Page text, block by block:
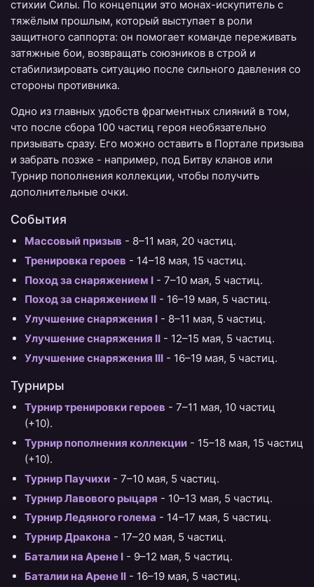
стихии Силы. По концепции это монах-искупитель с
тяжёлым прошлым, который выступает в роли
защитного саппорта: он помогает команде переживать
затяжные бои, возвращать союзников в строй и
стабилизировать ситуацию после сильного давления со
стороны противника.
Одно из главных удобств фрагментных слияний в том,
что после сбора 100 частиц героя необязательно
призывать сразу. Его можно оставить в Портале призыва
и забрать позже - например, под Битву кланов или
Турнир пополнения коллекции, чтобы получить
дополнительные очки.
События
Массовый призыв - 8–11 мая, 20 частиц.
Тренировка героев - 14–18 мая, 15 частиц.
Поход за снаряжением I - 7–10 мая, 5 частиц.
Поход за снаряжением II - 16–19 мая, 5 частиц.
Улучшение снаряжения I - 8–11 мая, 5 частиц.
Улучшение снаряжения II - 12–15 мая, 5 частиц.
Улучшение снаряжения III - 16–19 мая, 5 частиц.
Турниры
Турнир тренировки героев - 7–11 мая, 10 частиц
(+10).
Турнир пополнения коллекции - 15–18 мая, 15 частиц
(+10).
Турнир Паучихи - 7–10 мая, 5 частиц.
Турнир Лавового рыцаря - 10–13 мая, 5 частиц.
Турнир Ледяного голема - 14–17 мая, 5 частиц.
Турнир Дракона - 17–20 мая, 5 частиц.
Баталии на Арене I - 9–12 мая, 5 частиц.
Баталии на Арене II - 16–19 мая, 5 частиц.